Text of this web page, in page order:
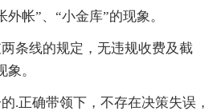
帐”、“小金库”的现象。
线的规定，无违规收费及截
。
确带领下，不存在决策失误，